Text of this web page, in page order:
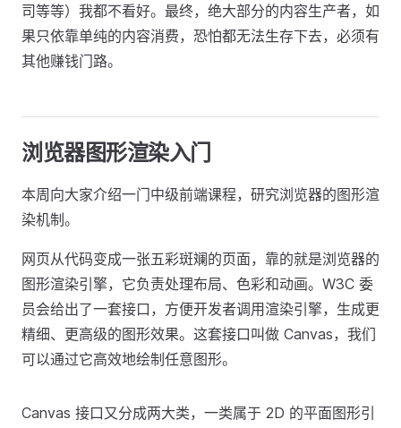
司等等）我都不看好。最终，绝大部分的内容生产者，如
果只依靠单纯的内容消费，恐怕都无法生存下去，必须有
其他赚钱门路。
浏览器图形渲染入门
本周向大家介绍一门中级前端课程，研究浏览器的图形渲
染机制。
网页从代码变成一张五彩斑斓的页面，靠的就是浏览器的
图形渲染引擎，它负责处理布局、色彩和动画。W3C 委
员会给出了一套接口，方便开发者调用渲染引擎，生成更
精细、更高级的图形效果。这套接口叫做 Canvas，我们
可以通过它高效地绘制任意图形。
Canvas 接口又分成两大类，一类属于 2D 的平面图形引